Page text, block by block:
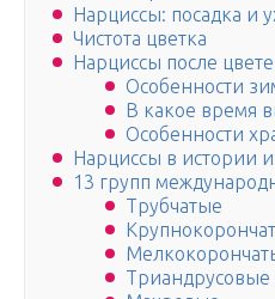
Нарциссы: посадка и
Чистота цветка
Нарциссы после
Особенности
В какое время
Особенности
Нарциссы в истории и
13 групп
Трубчатые
Триандрусовые